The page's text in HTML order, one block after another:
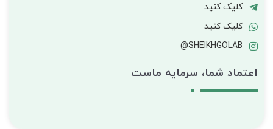
کلیک کنید
کلیک کنید
SHEIKHGOLAB@
اعتماد شما، سرمایه ماست